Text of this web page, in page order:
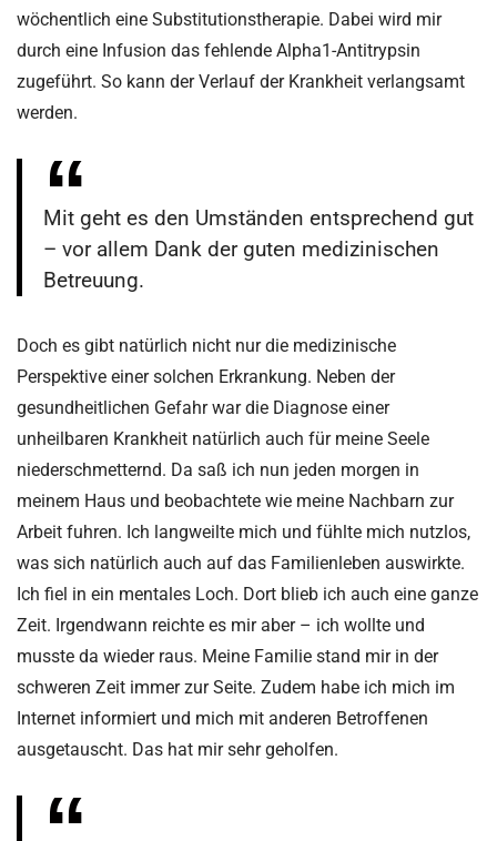
wöchentlich eine Substitutionstherapie. Dabei wird mir
durch eine Infusion das fehlende Alpha1-Antitrypsin
zugeführt. So kann der Verlauf der Krankheit verlangsamt
werden.
Mit geht es den Umständen entsprechend gut
– vor allem Dank der guten medizinischen
Betreuung.
Doch es gibt natürlich nicht nur die medizinische
Perspektive einer solchen Erkrankung. Neben der
gesundheitlichen Gefahr war die Diagnose einer
unheilbaren Krankheit natürlich auch für meine Seele
niederschmetternd. Da saß ich nun jeden morgen in
meinem Haus und beobachtete wie meine Nachbarn zur
Arbeit fuhren. Ich langweilte mich und fühlte mich nutzlos,
was sich natürlich auch auf das Familienleben auswirkte.
Ich fiel in ein mentales Loch. Dort blieb ich auch eine ganze
Zeit. Irgendwann reichte es mir aber – ich wollte und
musste da wieder raus. Meine Familie stand mir in der
schweren Zeit immer zur Seite. Zudem habe ich mich im
Internet informiert und mich mit anderen Betroffenen
ausgetauscht. Das hat mir sehr geholfen.